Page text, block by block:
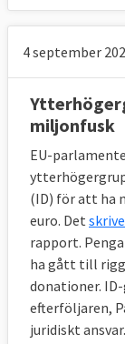
4 september
miljonfusk
EU-
(ID) för att ha
euro. Det
rapport.
ha gått till
donationer.
efterföljaren,
juridiskt